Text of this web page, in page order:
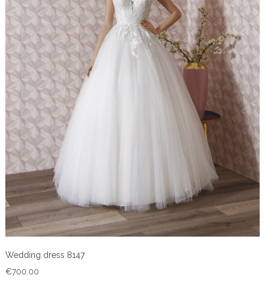
Wedding dress 8147
€700.00